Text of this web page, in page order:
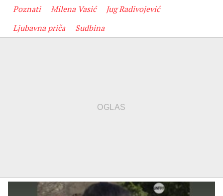
Poznati Milena Vasić
Jug Radivojević
Ljubavna priča
Sudbina